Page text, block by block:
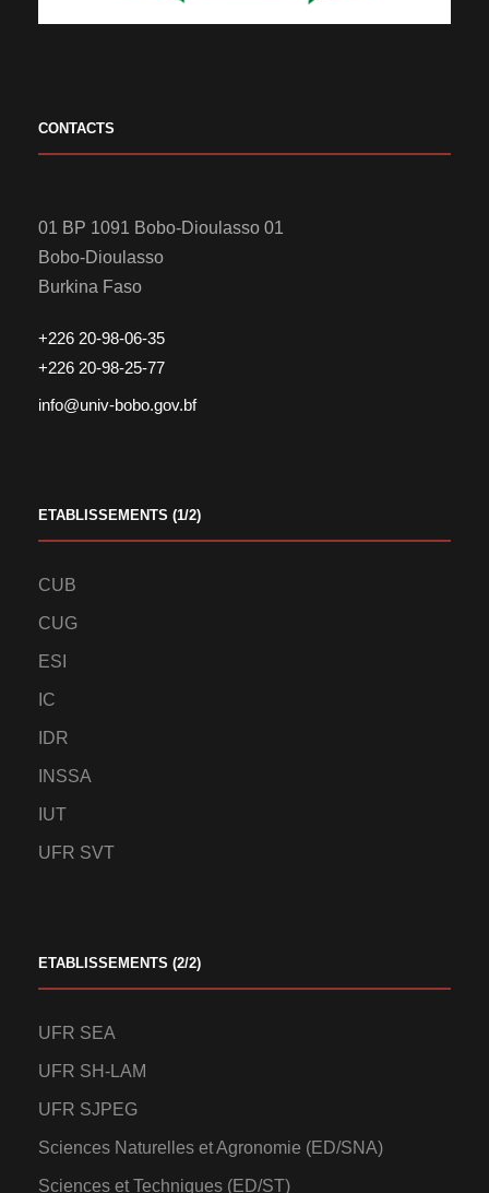
CONTACTS
01 BP 1091 Bobo-Dioulasso 01
Bobo-Dioulasso
Burkina Faso
+226 20-98-06-35
+226 20-98-25-77
info@univ-bobo.gov.bf
ETABLISSEMENTS (1/2)
CUB
CUG
ESI
IC
IDR
INSSA
IUT
UFR SVT
ETABLISSEMENTS (2/2)
UFR SEA
UFR SH-LAM
UFR SJPEG
Sciences Naturelles et Agronomie (ED/SNA)
Sciences et Techniques (ED/ST)